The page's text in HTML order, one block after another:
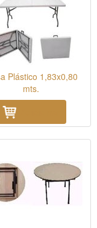
Plástico 1,83x0,80
mts.